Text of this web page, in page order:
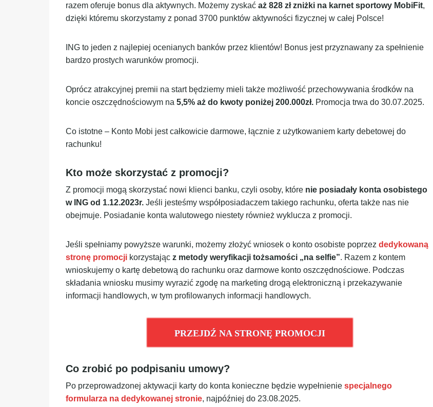
razem oferuje bonus dla aktywnych. Możemy zyskać aż 828 zł zniżki na karnet sportowy MobiFit,
dzięki któremu skorzystamy z ponad 3700 punktów aktywności fizycznej w całej Polsce!
ING to jeden z najlepiej ocenianych banków przez klientów! Bonus jest przyznawany za spełnienie
bardzo prostych warunków promocji.
Oprócz atrakcyjnej premii na start będziemy mieli także możliwość przechowywania środków na
koncie oszczędnościowym na 5,5% aż do kwoty poniżej 200.000zł. Promocja trwa do 30.07.2025.
Co istotne – Konto Mobi jest całkowicie darmowe, łącznie z użytkowaniem karty debetowej do
rachunku!
Kto może skorzystać z promocji?
Z promocji mogą skorzystać nowi klienci banku, czyli osoby, które nie posiadały konta osobistego
w ING od 1.12.2023r. Jeśli jesteśmy współposiadaczem takiego rachunku, oferta także nas nie
obejmuje. Posiadanie konta walutowego niestety również wyklucza z promocji.
Jeśli spełniamy powyższe warunki, możemy złożyć wniosek o konto osobiste poprzez dedykowaną
stronę promocji korzystając z metody weryfikacji tożsamości „na selfie”. Razem z kontem
wnioskujemy o kartę debetową do rachunku oraz darmowe konto oszczędnościowe. Podczas
składania wniosku musimy wyrazić zgodę na marketing drogą elektroniczną i przekazywanie
informacji handlowych, w tym profilowanych informacji handlowych.
PRZEJDŹ NA STRONĘ PROMOCJI
Co zrobić po podpisaniu umowy?
Po przeprowadzonej aktywacji karty do konta konieczne będzie wypełnienie specjalnego
formularza na dedykowanej stronie, najpóźniej do 23.08.2025.